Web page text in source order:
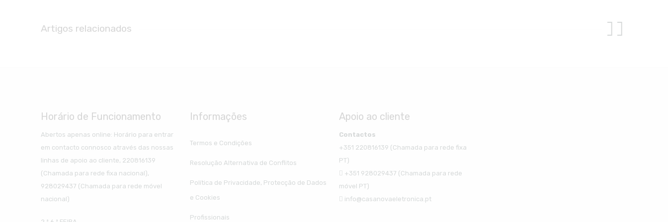
Artigos relacionados
Horário de Funcionamento
Abertos apenas online: Horário para entrar
em contacto connosco através das nossas
linhas de apoio ao cliente, 220816139
(Chamada para rede fixa nacional),
928029437 (Chamada para rede móvel
nacional)
Informações
Termos e Condições
Resolução Alternativa de Conflitos
Política de Privacidade, Protecção de Dados
e Cookies
Profissionais
Apoio ao cliente
Contactos
+351 220816139 (Chamada para rede fixa
PT)
+351 928029437 (Chamada para rede
móvel PT)
info@casanovaeletronica.pt